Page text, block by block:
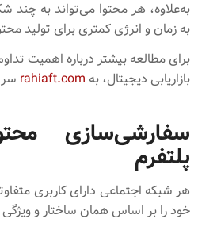
به‌علاوه، هر محتوا می‌تواند به چند
به زمان و انرژی کمتری برای تولید
برای مطالعه بیشتر درباره اهمیت
بازاریابی دیجیتال، به rahiaft.com سر
سفارشی‌سازی
پلتفرم
هر شبکه اجتماعی دارای کاربری
خود را بر اساس همان ساختار و